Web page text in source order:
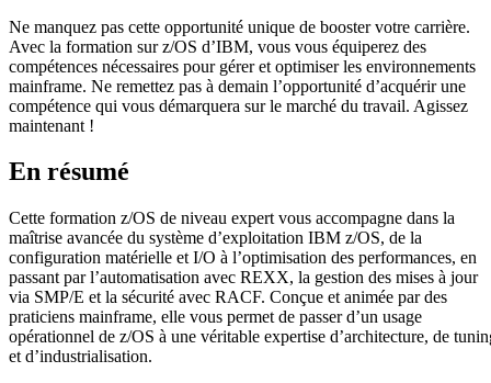
Ne manquez pas cette opportunité unique de booster votre carrière.
Avec la formation sur z/OS d’IBM, vous vous équiperez des
compétences nécessaires pour gérer et optimiser les environnements
mainframe. Ne remettez pas à demain l’opportunité d’acquérir une
compétence qui vous démarquera sur le marché du travail. Agissez
maintenant !
En résumé
Cette formation z/OS de niveau expert vous accompagne dans la
maîtrise avancée du système d’exploitation IBM z/OS, de la
configuration matérielle et I/O à l’optimisation des performances, en
passant par l’automatisation avec REXX, la gestion des mises à jour
via SMP/E et la sécurité avec RACF. Conçue et animée par des
praticiens mainframe, elle vous permet de passer d’un usage
opérationnel de z/OS à une véritable expertise d’architecture, de
et d’industrialisation.